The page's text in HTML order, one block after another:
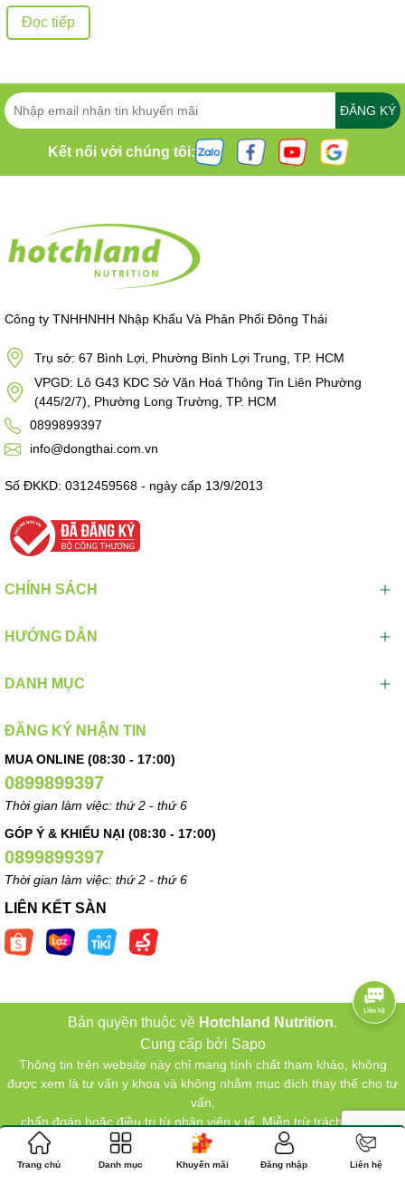
Đọc tiếp
ĐĂNG KÝ
Kết nối với chúng tôi:
Công ty TNHHNHH Nhập Khẩu Và Phân Phối Đông Thái
Trụ sở: 67 Bình Lợi, Phường Bình Lợi Trung, TP. HCM
VPGD: Lô G43 KDC Sở Văn Hoá Thông Tin Liên Phường
(445/2/7), Phường Long Trường, TP. HCM
0899899397
info@dongthai.com.vn
Số ĐKKD: 0312459568 - ngày cấp 13/9/2013
CHÍNH SÁCH
HƯỚNG DẪN
DANH MỤC
ĐĂNG KÝ NHẬN TIN
MUA ONLINE (08:30 - 17:00)
0899899397
Thời gian làm việc: thứ 2 - thứ 6
GÓP Ý & KHIẾU NẠI (08:30 - 17:00)
0899899397
Thời gian làm việc: thứ 2 - thứ 6
LIÊN KẾT SÀN
Bản quyền thuộc về Hotchland Nutrition.
Cung cấp bởi Sapo
Thông tin trên website này chỉ mang tính chất tham khảo, không
được xem là tư vấn y khoa và không nhằm mục đích thay thế cho tư
vấn,
chẩn đoán hoặc điều trị từ nhân viên y tế. Miễn trừ trách nhiệm.
Trang chủ Danh mục Khuyến mãi Đăng nhập Liên hệ